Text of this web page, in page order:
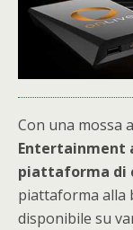
Con una mossa
Entertainment
piattaforma di
piattaforma alla
disponibile su